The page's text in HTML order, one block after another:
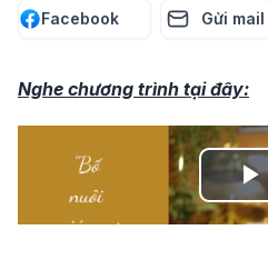
Facebook Gửi mail
Nghe chương trình tại đây: